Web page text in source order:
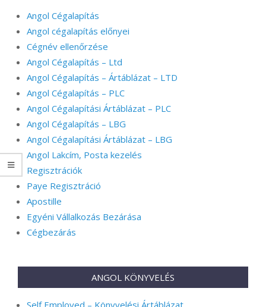
Angol Cégalapítás
Angol cégalapítás előnyei
Cégnév ellenőrzése
Angol Cégalapítás – Ltd
Angol Cégalapítás – Ártáblázat – LTD
Angol Cégalapítás – PLC
Angol Cégalapítási Ártáblázat – PLC
Angol Cégalapítás – LBG
Angol Cégalapítási Ártáblázat – LBG
Angol Lakcím, Posta kezelés
Regisztrációk
Paye Regisztráció
Apostille
Egyéni Vállalkozás Bezárása
Cégbezárás
ANGOL KÖNYVELÉS
Self Employed – Könyvelési Ártáblázat